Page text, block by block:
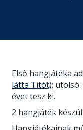
Első hangjátéka
látta Titót); utolsó:
évet tesz ki.
2 hangjáték